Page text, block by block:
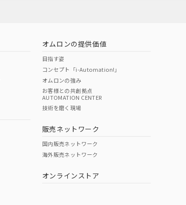
O
オムロンの提供価値
目指す姿
コンセプト「i-Automation!」
オムロンの強み
お客様との共創拠点
AUTOMATION CENTER
技術を磨く現場
販売ネットワーク
国内販売ネットワーク
海外販売ネットワーク
オンラインストア